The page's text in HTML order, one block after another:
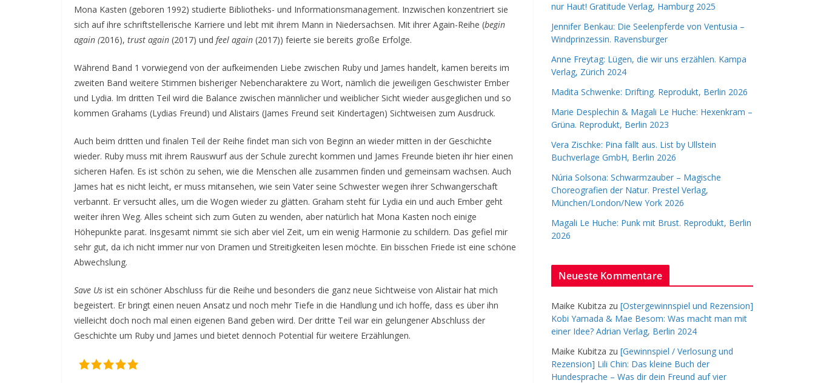
Mona Kasten (geboren 1992) studierte Bibliotheks- und Informationsmanagement. Inzwischen konzentriert sie
sich auf ihre schriftstellerische Karriere und lebt mit ihrem Mann in Niedersachsen. Mit ihrer Again-Reihe (begin
again (2016), trust again (2017) und feel again (2017)) feierte sie bereits große Erfolge.
Während Band 1 vorwiegend von der aufkeimenden Liebe zwischen Ruby und James handelt, kamen bereits im
zweiten Band weitere Stimmen bisheriger Nebencharaktere zu Wort, nämlich die jeweiligen Geschwister Ember
und Lydia. Im dritten Teil wird die Balance zwischen männlicher und weiblicher Sicht wieder ausgeglichen und so
kommen Grahams (Lydias Freund) und Alistairs (James Freund seit Kindertagen) Sichtweisen zum Ausdruck.
Auch beim dritten und finalen Teil der Reihe findet man sich von Beginn an wieder mitten in der Geschichte
wieder. Ruby muss mit ihrem Rauswurf aus der Schule zurecht kommen und James Freunde bieten ihr hier einen
sicheren Hafen. Es ist schön zu sehen, wie die Menschen alle zusammen finden und gemeinsam wachsen. Auch
James hat es nicht leicht, er muss mitansehen, wie sein Vater seine Schwester wegen ihrer Schwangerschaft
verbannt. Er versucht alles, um die Wogen wieder zu glätten. Graham steht für Lydia ein und auch Ember geht
weiter ihren Weg. Alles scheint sich zum Guten zu wenden, aber natürlich hat Mona Kasten noch einige
Höhepunkte parat. Insgesamt nimmt sie sich aber viel Zeit, um ein wenig Harmonie zu schildern. Das gefiel mir
sehr gut, da ich nicht immer nur von Dramen und Streitigkeiten lesen möchte. Ein bisschen Friede ist eine schöne
Abwechslung.
Save Us ist ein schöner Abschluss für die Reihe und besonders die ganz neue Sichtweise von Alistair hat mich
begeistert. Er bringt einen neuen Ansatz und noch mehr Tiefe in die Handlung und ich hoffe, dass es über ihn
vielleicht doch noch mal einen eigenen Band geben wird. Der dritte Teil war ein gelungener Abschluss der
Geschichte um Ruby und James und bietet dennoch Potential für weitere Erzählungen.
nur Haut! Gratitude Verlag, Hamburg 2025
Jennifer Benkau: Die Seelenpferde von Ventusia –
Windprinzessin. Ravensburger
Anne Freytag: Lügen, die wir uns erzählen. Kampa
Verlag, Zürich 2024
Madita Schwenke: Drifting. Reprodukt, Berlin 2026
Marie Desplechin & Magali Le Huche: Hexenkram –
Grüna. Reprodukt, Berlin 2023
Vera Zischke: Pina fällt aus. List by Ullstein
Buchverlage GmbH, Berlin 2026
Núria Solsona: Schwarmzauber – Magische
Choreografien der Natur. Prestel Verlag,
München/London/New York 2026
Magali Le Huche: Punk mit Brust. Reprodukt, Berlin
2026
Neueste Kommentare
Maike Kubitza zu [Ostergewinnspiel und Rezension]
Kobi Yamada & Mae Besom: Was macht man mit
einer Idee? Adrian Verlag, Berlin 2024
Maike Kubitza zu [Gewinnspiel / Verlosung und
Rezension] Lili Chin: Das kleine Buch der
Hundesprache – Was dir dein Freund auf vier